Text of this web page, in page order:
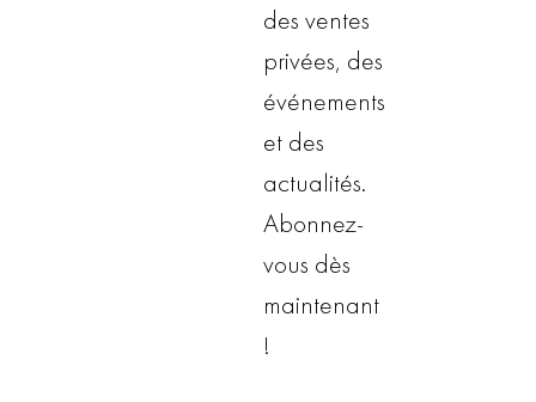
des ventes
privées, des
événements
et des
actualités.
Abonnez-
vous dès
maintenant
!